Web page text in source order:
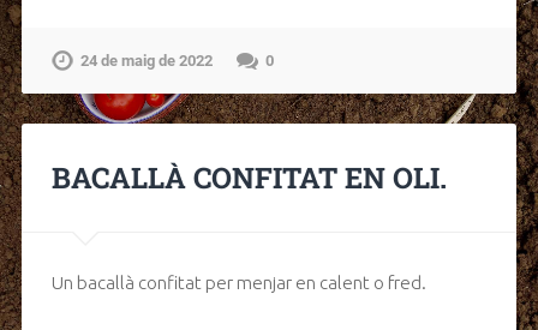
24 de maig de 2022 0
BACALLÀ CONFITAT EN OLI.
Un bacallà confitat per menjar en calent o fred.